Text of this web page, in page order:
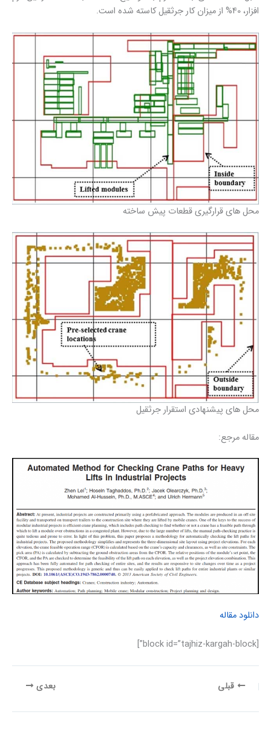
افزار، 40% از میزان کار جرثقیل کاسته شده است.
محل های قرارگیری قطعات پیش ساخته
محل های پیشنهادی استقرار جرثقیل
مقاله مرجع:
دانلود مقاله
[block id=”tajhiz-kargah-block”]
قبلی بعدی